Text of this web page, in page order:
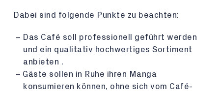
Dabei sind folgende Punkte zu beachten:
Das Café soll professionell geführt werden
und ein qualitativ hochwertiges Sortiment
anbieten .
Gäste sollen in Ruhe ihren Manga
konsumieren können, ohne sich vom Café-